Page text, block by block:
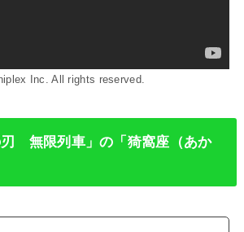
Inc. All rights reserved.
無限列車」の「猗窩座（あか